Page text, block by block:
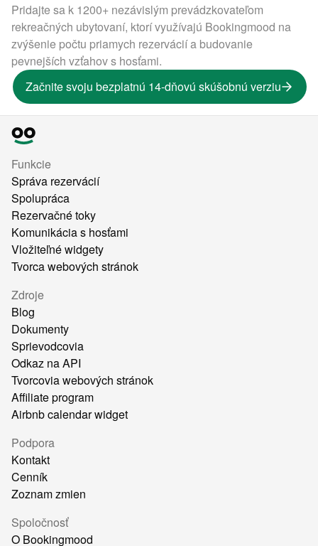
Pridajte sa k 1200+ nezávislým prevádzkovateľom
rekreačných ubytovaní, ktorí využívajú Bookingmood na
zvýšenie počtu priamych rezervácií a budovanie
pevnejších vzťahov s hosťami.
Začnite svoju bezplatnú 14-dňovú skúšobnú verziu
Funkcie
Správa rezervácií
Spolupráca
Rezervačné toky
Komunikácia s hosťami
Vložiteľné widgety
Tvorca webových stránok
Zdroje
Blog
Dokumenty
Sprievodcovia
Odkaz na API
Tvorcovia webových stránok
Affiliate program
Airbnb calendar widget
Podpora
Kontakt
Cenník
Zoznam zmien
Spoločnosť
O Bookingmood